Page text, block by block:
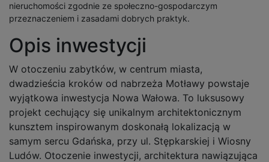
nieruchomości zgodnie ze społeczno-gospodarczym
przeznaczeniem i zasadami dobrych praktyk.
Opis inwestycji
W otoczeniu zabytków, w centrum miasta,
dwadzieścia kroków od nabrzeża Motławy powstaje
wyjątkowa inwestycja Nowa Wałowa. To luksusowy
projekt cechujący się unikalnym architektonicznym
kunsztem inspirowanym doskonałą lokalizacją w
samym sercu Gdańska, przy ul. Stępkarskiej i Wiosny
Ludów. Otoczenie inwestycji, architektura nawiązująca